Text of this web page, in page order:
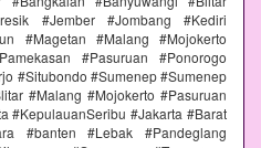
#Jember #Jombang #Kediri
#Magetan #Malang #Mojokerto
#Pasuruan #Ponorogo
#Situbondo #Sumenep #Sumenep
#Malang #Mojokerto #Pasuruan
#KepulauanSeribu #Jakarta #Barat
#banten #Lebak #Pandeglang